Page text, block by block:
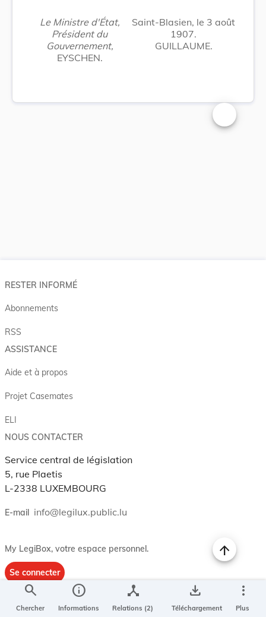
Le Ministre d'État,
Président du
Gouvernement,
EYSCHEN.
Saint-Blasien, le 3 août
1907.
GUILLAUME.
Changer la
search
Chercher
info
Informations
device_hub
Relations (2)
save_alt
Téléchargement
more_vert
Plus
RESTER INFORMÉ
Abonnements
RSS
ASSISTANCE
Aide et à propos
Projet Casemates
ELI
NOUS CONTACTER
Service central de législation
5, rue Plaetis
L-2338 LUXEMBOURG
E-mail info@legilux.public.lu
My LegiBox, votre espace personnel.
Se connecter
Enregistrer et organiser vos actes préférés, enregistrer vos
recherches, soyez alerté en cas de modification sur un document